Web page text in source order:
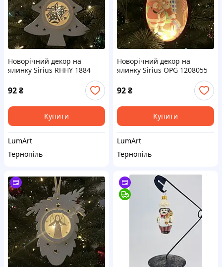
Новорічний декор на
ялинку Sirius RHHY 1884
92₴
Купити
LumArt
Тернопіль
Новорічний декор на
ялинку Sirius OPG 1208055
92₴
Купити
LumArt
Тернопіль